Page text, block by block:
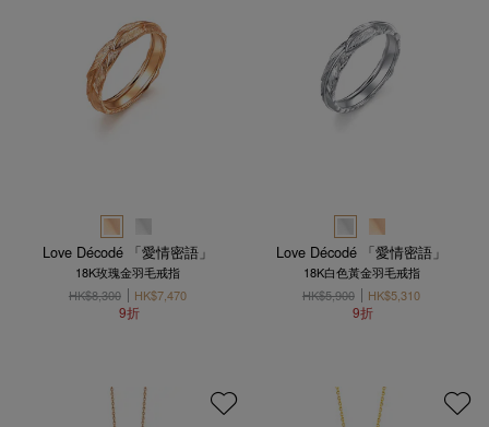
Love Décodé 「愛情密語」
18K玫瑰金羽毛戒指
HK$8,300
HK$7,470
9折
Love Décodé 「愛情密語」
18K白色黃金羽毛戒指
HK$5,900
HK$5,310
9折